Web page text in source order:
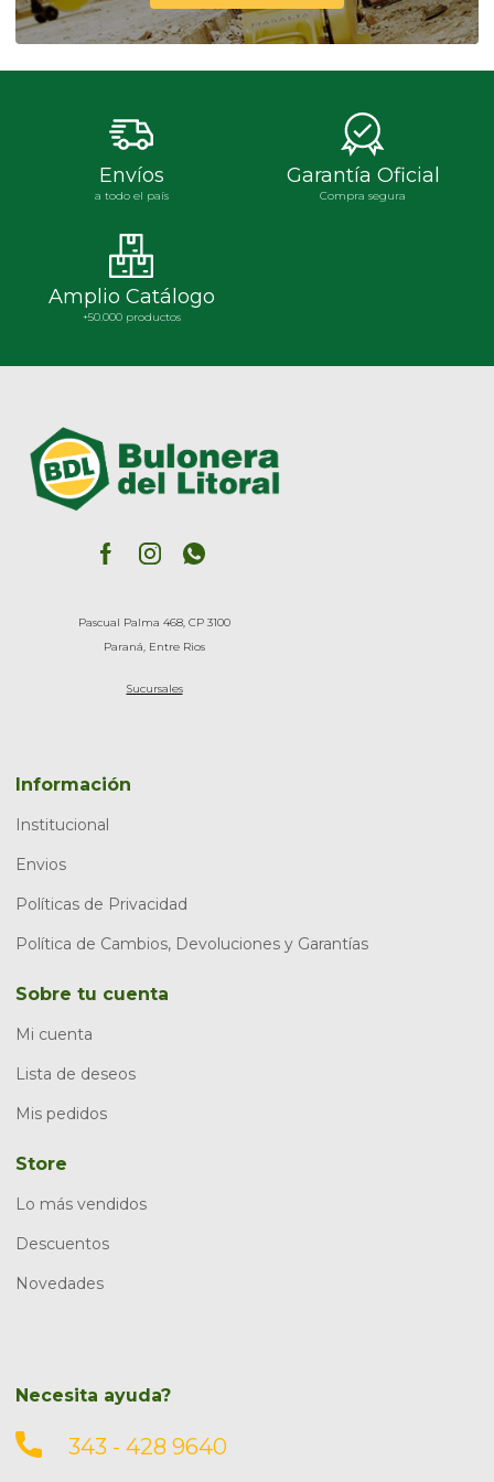
Envíos
a todo el país
Garantía Oficial
Compra segura
Amplio Catálogo
+50.000 productos
Pascual Palma 468, CP 3100
Paraná, Entre Rios
Sucursales
Información
Institucional
Envios
Políticas de Privacidad
Política de Cambios, Devoluciones y Garantías
Sobre tu cuenta
Mi cuenta
Lista de deseos
Mis pedidos
Store
Lo más vendidos
Descuentos
Novedades
Necesita ayuda?
343 - 428 9640